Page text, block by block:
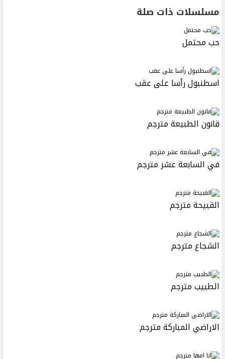
مسلسلات ذات صلة
حب محتمل
اسطنبول رأسا على عقب
قانون الطبيعة مترجم
في السابعة عشر مترجم
القبيحة مترجم
الشجاع مترجم
الطبيب مترجم
الاراضي المباركة مترجم